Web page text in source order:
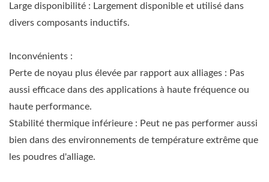
Large disponibilité : Largement disponible et utilisé dans
divers composants inductifs.
Inconvénients :
Perte de noyau plus élevée par rapport aux alliages : Pas
aussi efficace dans des applications à haute fréquence ou
haute performance.
Stabilité thermique inférieure : Peut ne pas performer aussi
bien dans des environnements de température extrême que
les poudres d'alliage.